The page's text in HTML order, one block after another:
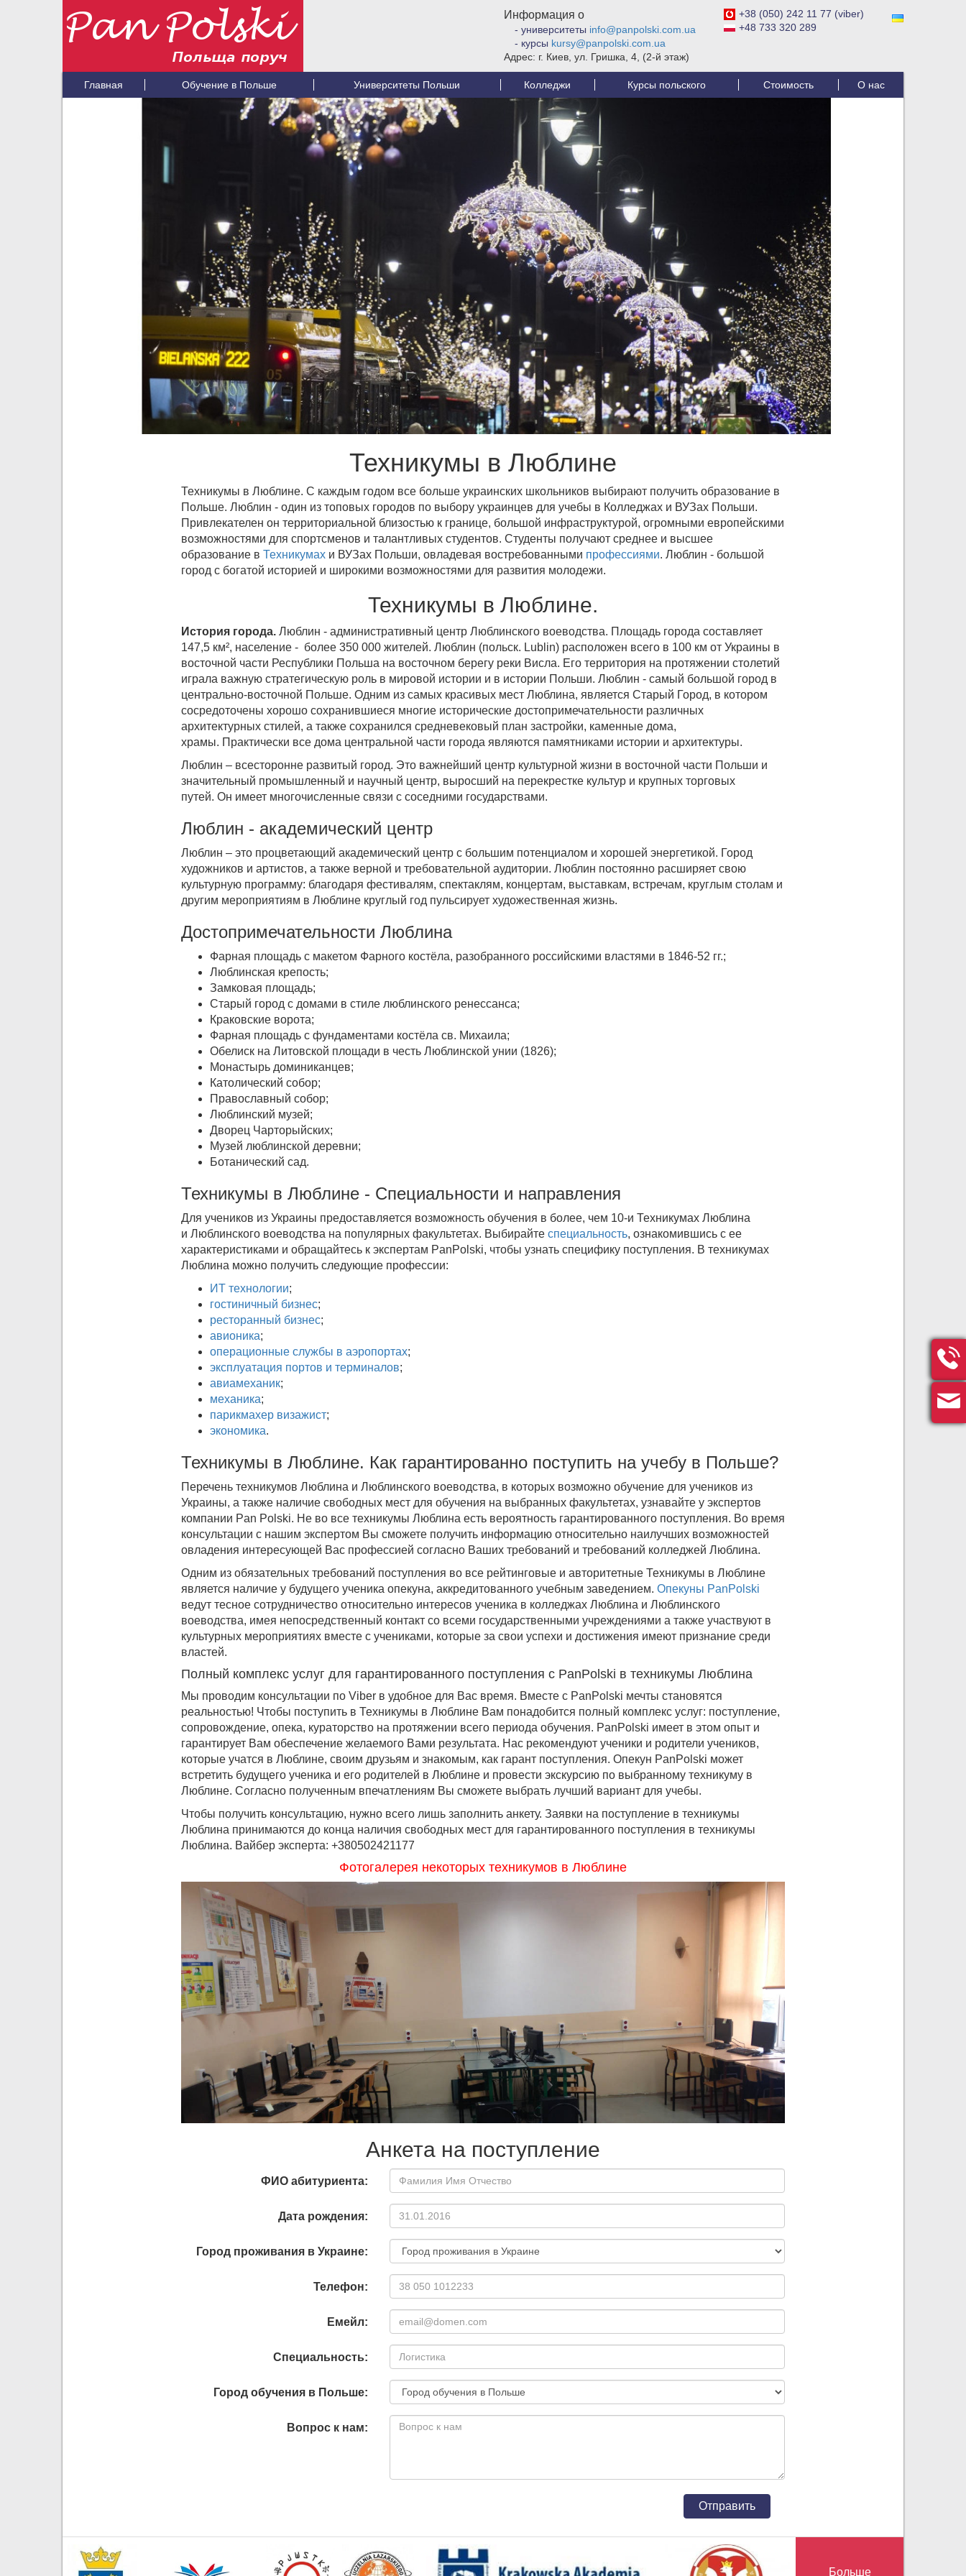
Информация о
- университеты info@panpolski.com.ua
- курсы kursy@panpolski.com.ua
Адрес: г. Киев, ул. Гришка, 4, (2-й этаж)
+38 (050) 242 11 77 (viber)
+48 733 320 289
Главная Обучение в Польше Университеты Польши Колледжи Курсы польского Стоимость О нас
Техникумы в Люблине
Техникумы в Люблине. С каждым годом все больше украинских школьников выбирают получить образование в
Польше. Люблин - один из топовых городов по выбору украинцев для учебы в Колледжах и ВУЗах Польши.
Привлекателен он территориальной близостью к границе, большой инфраструктурой, огромными европейскими
возможностями для спортсменов и талантливых студентов. Студенты получают среднее и высшее
образование в Техникумах и ВУЗах Польши, овладевая востребованными профессиями. Люблин - большой
город с богатой историей и широкими возможностями для развития молодежи.
Техникумы в Люблине.
История города. Люблин - административный центр Люблинского воеводства. Площадь города составляет
147,5 км², население - более 350 000 жителей. Люблин (польск. Lublin) расположен всего в 100 км от Украины в
восточной части Республики Польша на восточном берегу реки Висла. Его территория на протяжении столетий
играла важную стратегическую роль в мировой истории и в истории Польши. Люблин - самый большой город в
центрально-восточной Польше. Одним из самых красивых мест Люблина, является Старый Город, в котором
сосредоточены хорошо сохранившиеся многие исторические достопримечательности различных
архитектурных стилей, а также сохранился средневековый план застройки, каменные дома,
храмы. Практически все дома центральной части города являются памятниками истории и архитектуры.
Люблин – всесторонне развитый город. Это важнейший центр культурной жизни в восточной части Польши и
значительный промышленный и научный центр, выросший на перекрестке культур и крупных торговых
путей. Он имеет многочисленные связи с соседними государствами.
Люблин - академический центр
Люблин – это процветающий академический центр с большим потенциалом и хорошей энергетикой. Город
художников и артистов, а также верной и требовательной аудитории. Люблин постоянно расширяет свою
культурную программу: благодаря фестивалям, спектаклям, концертам, выставкам, встречам, круглым столам и
другим мероприятиям в Люблине круглый год пульсирует художественная жизнь.
Достопримечательности Люблина
Фарная площадь с макетом Фарного костёла, разобранного российскими властями в 1846-52 гг.;
Люблинская крепость;
Замковая площадь;
Старый город с домами в стиле люблинского ренессанса;
Краковские ворота;
Фарная площадь с фундаментами костёла св. Михаила;
Обелиск на Литовской площади в честь Люблинской унии (1826);
Монастырь доминиканцев;
Католический собор;
Православный собор;
Люблинский музей;
Дворец Чарторыйских;
Музей люблинской деревни;
Ботанический сад.
Техникумы в Люблине - Специальности и направления
Для учеников из Украины предоставляется возможность обучения в более, чем 10-и Техникумах Люблина
и Люблинского воеводства на популярных факультетах. Выбирайте специальность, ознакомившись с ее
характеристиками и обращайтесь к экспертам PanPolski, чтобы узнать специфику поступления. В техникумах
Люблина можно получить следующие профессии:
ИТ технологии;
гостиничный бизнес;
ресторанный бизнес;
авионика;
операционные службы в аэропортах;
эксплуатация портов и терминалов;
авиамеханик;
механика;
парикмахер визажист;
экономика.
Техникумы в Люблине. Как гарантированно поступить на учебу в Польше?
Перечень техникумов Люблина и Люблинского воеводства, в которых возможно обучение для учеников из
Украины, а также наличие свободных мест для обучения на выбранных факультетах, узнавайте у экспертов
компании Pan Polski. Не во все техникумы Люблина есть вероятность гарантированного поступления. Во время
консультации с нашим экспертом Вы сможете получить информацию относительно наилучших возможностей
овладения интересующей Вас профессией согласно Ваших требований и требований колледжей Люблина.
Одним из обязательных требований поступления во все рейтинговые и авторитетные Техникумы в Люблине
является наличие у будущего ученика опекуна, аккредитованного учебным заведением. Опекуны PanPolski
ведут тесное сотрудничество относительно интересов ученика в колледжах Люблина и Люблинского
воеводства, имея непосредственный контакт со всеми государственными учреждениями а также участвуют в
культурных мероприятиях вместе с учениками, которые за свои успехи и достижения имеют признание среди
властей.
Полный комплекс услуг для гарантированного поступления с PanPolski в техникумы Люблина
Мы проводим консультации по Viber в удобное для Вас время. Вместе с PanPolski мечты становятся
реальностью! Чтобы поступить в Техникумы в Люблине Вам понадобится полный комплекс услуг: поступление,
сопровождение, опека, кураторство на протяжении всего периода обучения. PanPolski имеет в этом опыт и
гарантирует Вам обеспечение желаемого Вами результата. Нас рекомендуют ученики и родители учеников,
которые учатся в Люблине, своим друзьям и знакомым, как гарант поступления. Опекун PanPolski может
встретить будущего ученика и его родителей в Люблине и провести экскурсию по выбранному техникуму в
Люблине. Согласно полученным впечатлениям Вы сможете выбрать лучший вариант для учебы.
Чтобы получить консультацию, нужно всего лишь заполнить анкету. Заявки на поступление в техникумы
Люблина принимаются до конца наличия свободных мест для гарантированного поступления в техникумы
Люблина. Вайбер эксперта: +380502421177
Фотогалерея некоторых техникумов в Люблине
Анкета на поступление
ФИО абитуриента:
Дата рождения:
Город проживания в Украине:
Телефон:
Емейл:
Специальность:
Город обучения в Польше:
Вопрос к нам:
Больше